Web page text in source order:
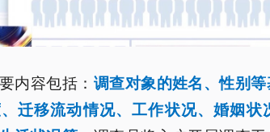
内容包括： 调查对象的姓名、性别
迁移流动情况、工作状况、婚姻状